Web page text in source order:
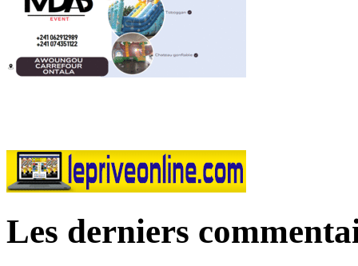
Les derniers